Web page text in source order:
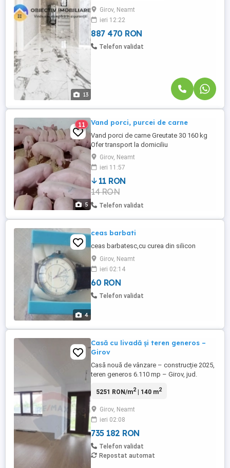
13
tăi.Caracteristici ale vilei:🏡 Parterul -
spațios și primitor:Living generos – locul
perfect pentru ...
Girov, Neamt
ieri 12:22
887 470 RON
Telefon validat
5
11 Vand porci, purcei de carne
Vand porci de carne Greutate 30 160 kg
Ofer transport la domiciliu
Girov, Neamt
ieri 11:57
11 RON
14 RON
Telefon validat
4
ceas barbati
ceas barbatesc,cu curea din silicon
Girov, Neamt
ieri 02:14
60 RON
Telefon validat
Casă cu livadă și teren generos –
Girov
Casă nouă de vânzare – construcție 2025,
teren generos 6.110 mp – Girov, jud.
proprietate deosebită, situată într-o zonă
ideală pentru cei care caută confort,
natură și intimitate. Detalii proprietate:
Casă nou construită în ...
5251 RON/m2| 140 m2
Girov, Neamt
ieri 02:08
735 182 RON
Telefon validat
Repostat automat